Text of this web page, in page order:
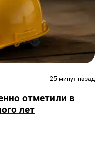
25 минут назад
отметили в
лет